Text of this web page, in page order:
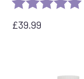
£39.99